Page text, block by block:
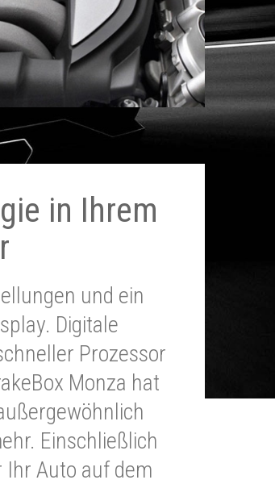
in Ihrem
und ein
Digitale
Prozessor
Monza hat
Einschließlich
Auto auf dem